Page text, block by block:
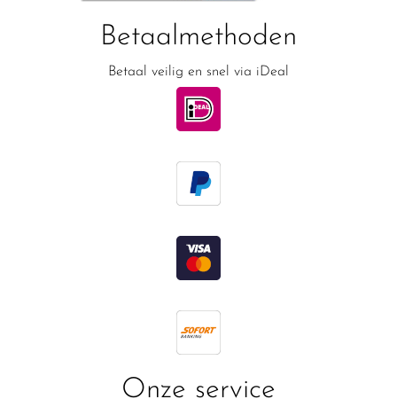
Betaalmethoden
Betaal veilig en snel via iDeal
Onze service